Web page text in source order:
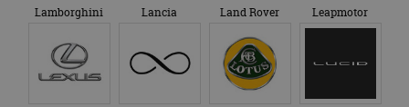
Lamborghini Lancia Land Rover Leapmotor